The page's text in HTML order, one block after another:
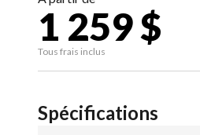
1 259 $
Tous frais inclus
Spécifications